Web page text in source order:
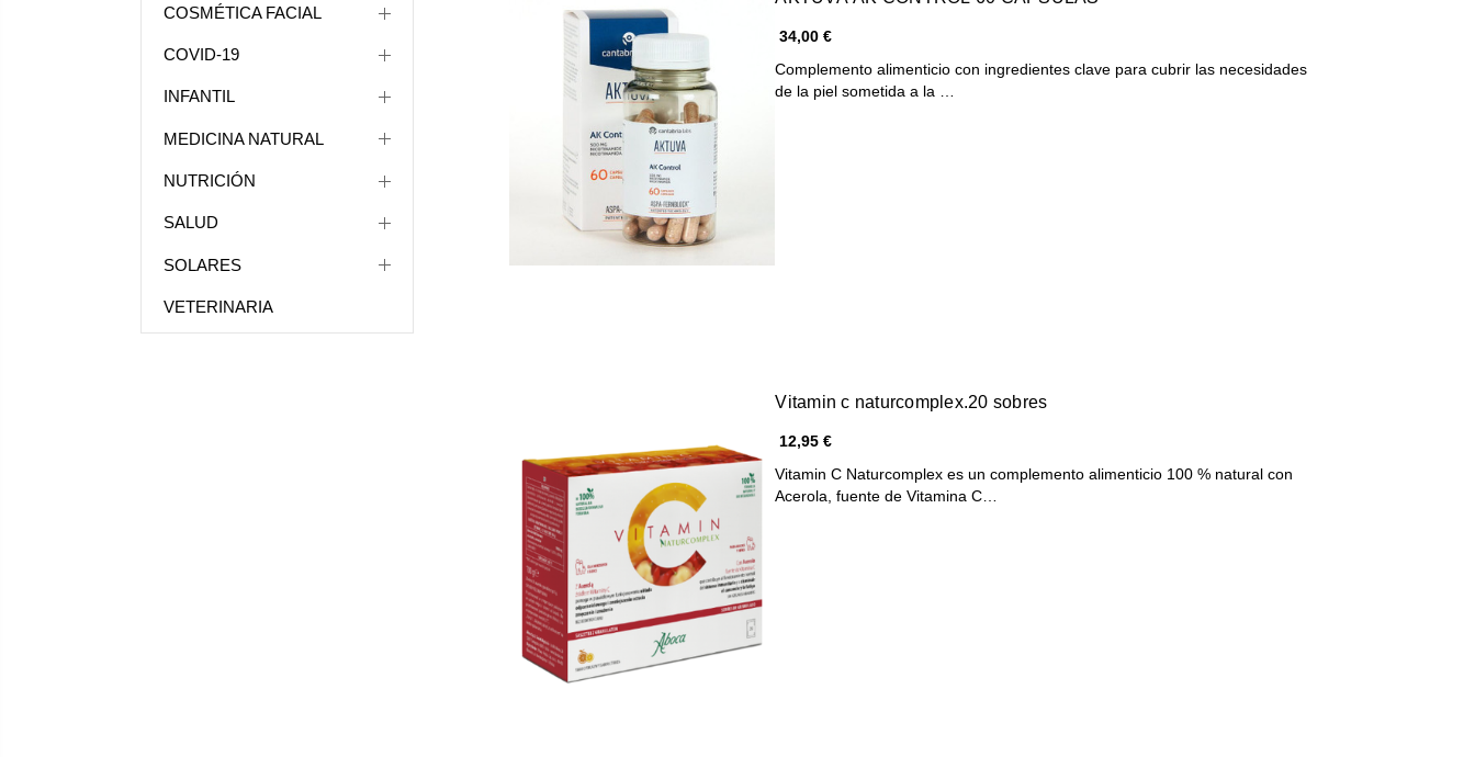
COSMÉTICA FACIAL
COVID-19
INFANTIL
MEDICINA NATURAL
NUTRICIÓN
SALUD
SOLARES
VETERINARIA
34,00 €
Complemento alimenticio con ingredientes clave para cubrir las necesidades
de la piel sometida a la …
Vitamin c naturcomplex.20 sobres
12,95 €
Vitamin C Naturcomplex es un complemento alimenticio 100 % natural con
Acerola, fuente de Vitamina C…